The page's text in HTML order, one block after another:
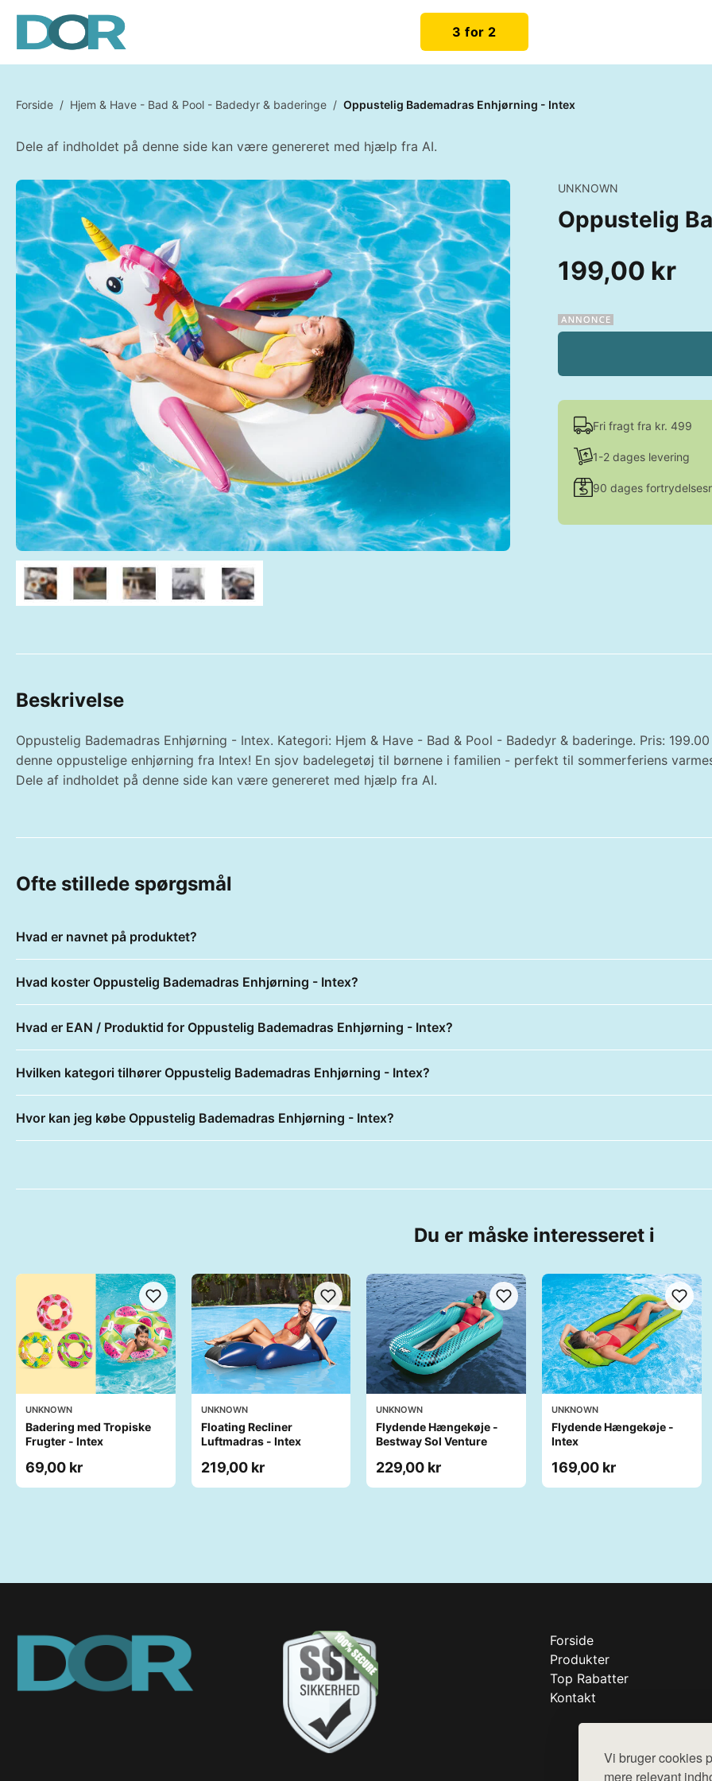
Vi bruger cookies
mere relevant
3 for 2
Forside / Hjem & Have - Bad & Pool - Badedyr & baderinge / Oppustelig Bademadras Enhjørning - Intex
Dele af indholdet på denne side kan være genereret med hjælp fra AI.
UNKNOWN
Oppustelig
199,00 kr
Fri fragt fra kr. 499
1-2 dages levering
90 dages
Beskrivelse
Oppustelig Bademadras Enhjørning - Intex. Kategori: Hjem & Have - Bad & Pool - Badedyr & baderinge. Pris:
denne oppustelige enhjørning fra Intex! En sjov badelegetøj til børnene i familien - perfekt til sommerferiens
Dele af indholdet på denne side kan være genereret med hjælp fra AI.
Ofte stillede spørgsmål
Hvad er navnet på produktet?
Hvad koster Oppustelig Bademadras Enhjørning - Intex?
Hvad er EAN / Produktid for Oppustelig Bademadras Enhjørning - Intex?
Hvilken kategori tilhører Oppustelig Bademadras Enhjørning - Intex?
Hvor kan jeg købe Oppustelig Bademadras Enhjørning - Intex?
Du er måske interesseret i
UNKNOWN
Badering med Tropiske
Frugter - Intex
69,00 kr
UNKNOWN
Floating Recliner
Luftmadras - Intex
219,00 kr
UNKNOWN
Flydende Hængekøje -
Bestway Sol Venture
229,00 kr
UNKNOWN
Flydende Hængekøje -
Intex
169,00 kr
Forside
Produkter
Top Rabatter
Kontakt